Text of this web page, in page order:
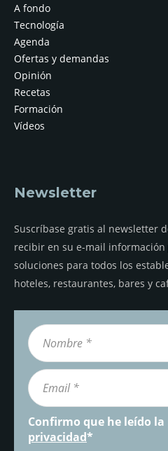
A fondo
Tecnología
Agenda
Ofertas y demandas
Opinión
Recetas
Formación
Vídeos
Newsletter
Suscríbase gratis al newsletter
recibir en su e-mail
soluciones para todos los
hoteles, restaurantes, bares y
Confirmo que he leído la
privacidad*